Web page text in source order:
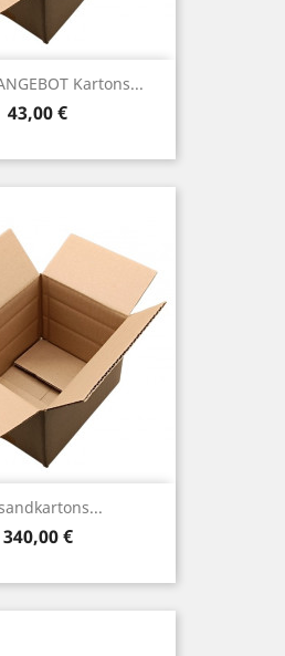
Kartons...
Preis
43,00 €
Preis
340,00 €